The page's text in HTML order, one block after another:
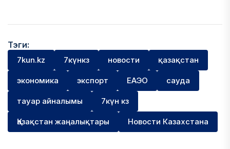
Тэги:
7kun.kz 7күнкз новости қазақстан
экономика экспорт ЕАЭО сауда
тауар айналымы 7күн кз
Қазақстан жаңалықтары Новости Казахстана